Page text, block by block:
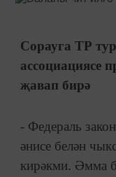
Сорауга ТР
ассоциациясе
җавап бирә
- Федераль
әнисе белән
кирәкми. Әмма